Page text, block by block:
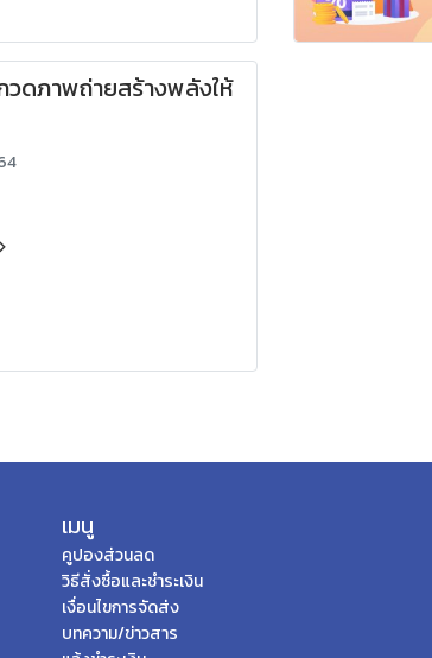
วดภาพถ่ายสร้างพลังให้
เมนู
คูปองส่วนลด
วิธีสั่งซื้อและชำระเงิน
เงื่อนไขการจัดส่ง
บทความ/ข่าวสาร